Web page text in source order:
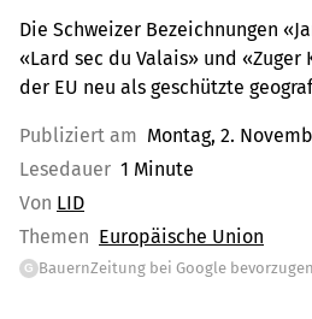
Die Schweizer Bezeichnungen
«Lard sec du Valais» und
der EU neu als geschützte
Publiziert am Montag, 2.
Lesedauer 1 Minute
Von LID
Themen Europäische Union
G BauernZeitung bei Google bevorzugen